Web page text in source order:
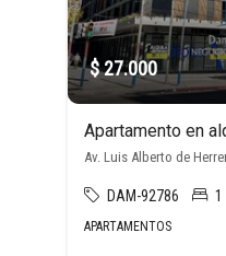
$ 27.000
Apartamento en
Av. Luis Alberto de
DAM-92786 1
APARTAMENTOS